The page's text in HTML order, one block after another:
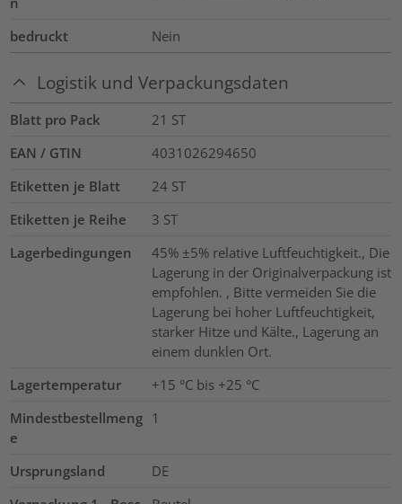
bedruckt
Nein
Logistik und Verpackungsdaten
Blatt pro Pack 21 ST
EAN / GTIN
4031026294650
Etiketten je Blatt
24 ST
Etiketten je Reihe
3 ST
Lagerbedingungen
45% ±5% relative Luftfeuchtigkeit., Die
Lagerung in der Originalverpackung ist
empfohlen. , Bitte vermeiden Sie die
Lagerung bei hoher Luftfeuchtigkeit,
starker Hitze und Kälte., Lagerung an
einem dunklen Ort.
Lagertemperatur
+15 °C bis +25 °C
Mindestbestellmeng
e
1
Ursprungsland
DE